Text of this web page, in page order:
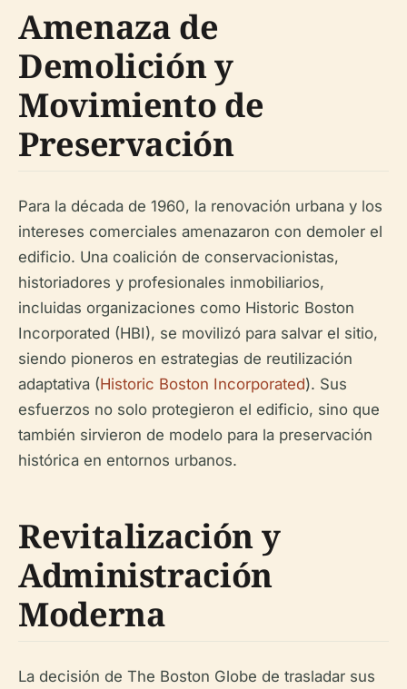
Amenaza de
Demolición y
Movimiento de
Preservación
Para la década de 1960, la renovación urbana y los
intereses comerciales amenazaron con demoler el
edificio. Una coalición de conservacionistas,
historiadores y profesionales inmobiliarios,
incluidas organizaciones como Historic Boston
Incorporated (HBI), se movilizó para salvar el sitio,
siendo pioneros en estrategias de reutilización
adaptativa (Historic Boston Incorporated). Sus
esfuerzos no solo protegieron el edificio, sino que
también sirvieron de modelo para la preservación
histórica en entornos urbanos.
Revitalización y
Administración
Moderna
La decisión de The Boston Globe de trasladar sus